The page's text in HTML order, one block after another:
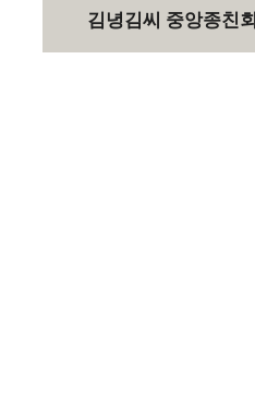
김녕김씨 중앙종친회